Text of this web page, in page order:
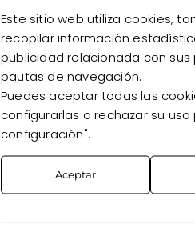
Este sitio web utiliza cookies,
recopilar información
publicidad relacionada con
pautas de navegación.
Puedes aceptar todas las
configurarlas o rechazar su
configuración".
Aceptar